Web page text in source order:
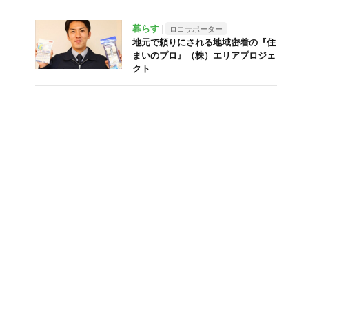
暮らす ロコサポーター
地元で頼りにされる地域密着の『住
まいのプロ』（株）エリアプロジェ
クト